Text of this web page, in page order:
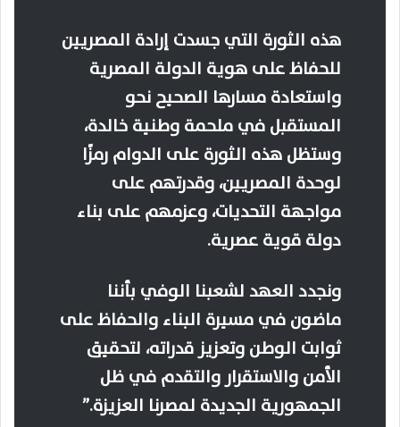
هذه الثورة التي جسدت إرادة المصريين
للحفاظ على هوية الدولة المصرية
واستعادة مسارها الصحيح نحو
المستقبل في ملحمة وطنية خالدة،
وستظل هذه الثورة على الدوام رمزًا
لوحدة المصريين، وقدرتهم على
مواجهة التحديات، وعزمهم على بناء
دولة قوية عصرية.
ونجدد العهد لشعبنا الوفي بأننا
ماضون في مسيرة البناء والحفاظ على
ثوابت الوطن وتعزيز قدراته، لتحقيق
الأمن والاستقرار والتقدم في ظل
الجمهورية الجديدة لمصرنا العزيزة.”